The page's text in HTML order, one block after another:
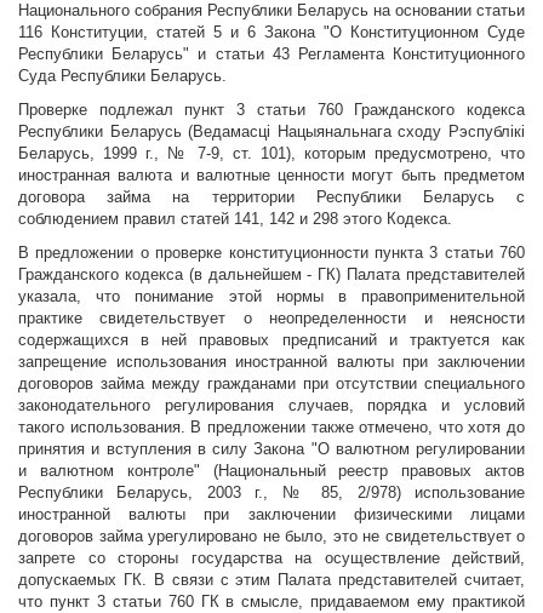
Национального собрания Республики Беларусь на основании статьи
116 Конституции, статей 5 и 6 Закона "О Конституционном Суде
Республики Беларусь" и статьи 43 Регламента Конституционного
Суда Республики Беларусь.
Проверке подлежал пункт 3 статьи 760 Гражданского кодекса
Республики Беларусь (Ведамасцi Нацыянальнага сходу Рэспублiкi
Беларусь, 1999 г., № 7-9, ст. 101), которым предусмотрено, что
иностранная валюта и валютные ценности могут быть предметом
договора займа на территории Республики Беларусь с
соблюдением правил статей 141, 142 и 298 этого Кодекса.
В предложении о проверке конституционности пункта 3 статьи 760
Гражданского кодекса (в дальнейшем - ГК) Палата представителей
указала, что понимание этой нормы в правоприменительной
практике свидетельствует о неопределенности и неясности
содержащихся в ней правовых предписаний и трактуется как
запрещение использования иностранной валюты при заключении
договоров займа между гражданами при отсутствии специального
законодательного регулирования случаев, порядка и условий
такого использования. В предложении также отмечено, что хотя до
принятия и вступления в силу Закона "О валютном регулировании
и валютном контроле" (Национальный реестр правовых актов
Республики Беларусь, 2003 г., № 85, 2/978) использование
иностранной валюты при заключении физическими лицами
договоров займа урегулировано не было, это не свидетельствует о
запрете со стороны государства на осуществление действий,
допускаемых ГК. В связи с этим Палата представителей считает,
что пункт 3 статьи 760 ГК в смысле, придаваемом ему практикой